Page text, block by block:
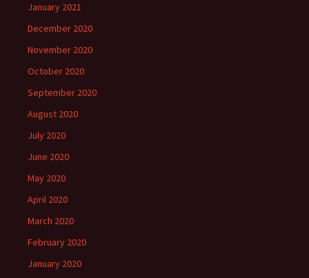
January 2021
December 2020
November 2020
October 2020
September 2020
August 2020
July 2020
June 2020
May 2020
April 2020
March 2020
February 2020
January 2020